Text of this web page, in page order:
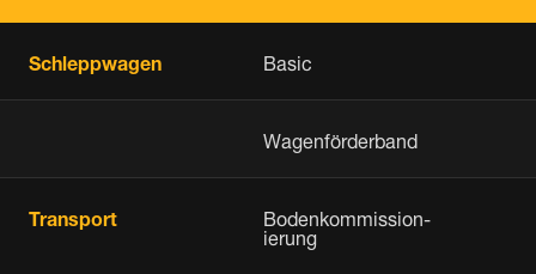
Schleppwagen Basic
Wagenförderband
Transport Bodenkommission-
ierung